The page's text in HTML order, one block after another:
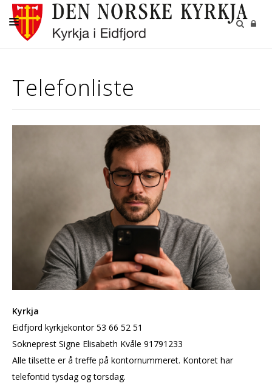
DÅP
Telefonliste
Kyrkja
Eidfjord kyrkjekontor 53 66 52 51
Sokneprest Signe Elisabeth Kvåle 91791233
Alle tilsette er å treffe på kontornummeret. Kontoret har
telefontid tysdag og torsdag.